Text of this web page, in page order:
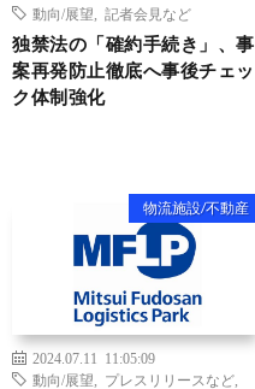
動向/展望
記者会見など
独禁法の「確約手続き」、事
案再発防止徹底へ事後チェッ
ク体制強化
物流施設/不動産
2024.07.11 11:05:09
動向/展望
プレスリリースなど